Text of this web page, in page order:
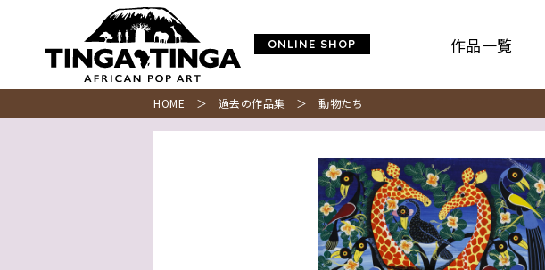
ONLINE SHOP 作品一覧
HOME ＞ 過去の作品集 ＞ 動物たち